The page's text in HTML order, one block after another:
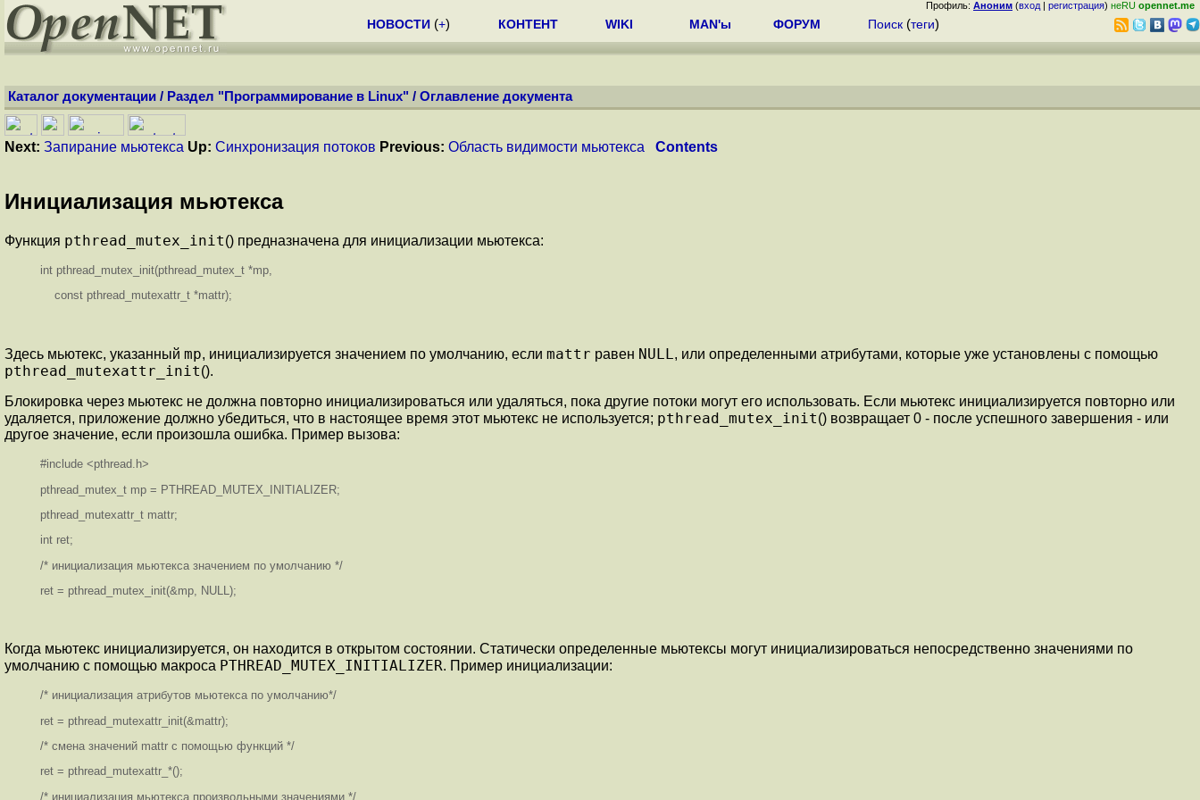
Профиль: Аноним (вход | регистрация) неRU opennet.me
НОВОСТИ (+) КОНТЕНТ WIKI MAN'ы ФОРУМ Поиск (теги)
Каталог документации / Раздел "Программирование в Linux" / Оглавление документа
Next: Запирание мьютекса Up: Синхронизация потоков Previous: Область видимости мьютекса Contents
Инициализация мьютекса
Функция pthread_mutex_init() предназначена для инициализации мьютекса:
int pthread_mutex_init(pthread_mutex_t *mp,
const pthread_mutexattr_t *mattr);
Здесь мьютекс, указанный mp, инициализируется значением по умолчанию, если mattr равен NULL, или определенными атрибутами, которые уже установлены с помощью
pthread_mutexattr_init().
Блокировка через мьютекс не должна повторно инициализироваться или удаляться, пока другие потоки могут его использовать. Если мьютекс инициализируется повторно или
удаляется, приложение должно убедиться, что в настоящее время этот мьютекс не используется; pthread_mutex_init() возвращает 0 - после успешного завершения - или
другое значение, если произошла ошибка. Пример вызова:
#include <pthread.h>
pthread_mutex_t mp = PTHREAD_MUTEX_INITIALIZER;
pthread_mutexattr_t mattr;
int ret;
/* инициализация мьютекса значением по умолчанию */
ret = pthread_mutex_init(&mp, NULL);
Когда мьютекс инициализируется, он находится в открытом состоянии. Статически определенные мьютексы могут инициализироваться непосредственно значениями по
умолчанию с помощью макроса PTHREAD_MUTEX_INITIALIZER. Пример инициализации:
/* инициализация атрибутов мьютекса по умолчанию*/
ret = pthread_mutexattr_init(&mattr);
/* смена значений mattr с помощью функций */
ret = pthread_mutexattr_*();
/* инициализация мьютекса произвольными значениями */